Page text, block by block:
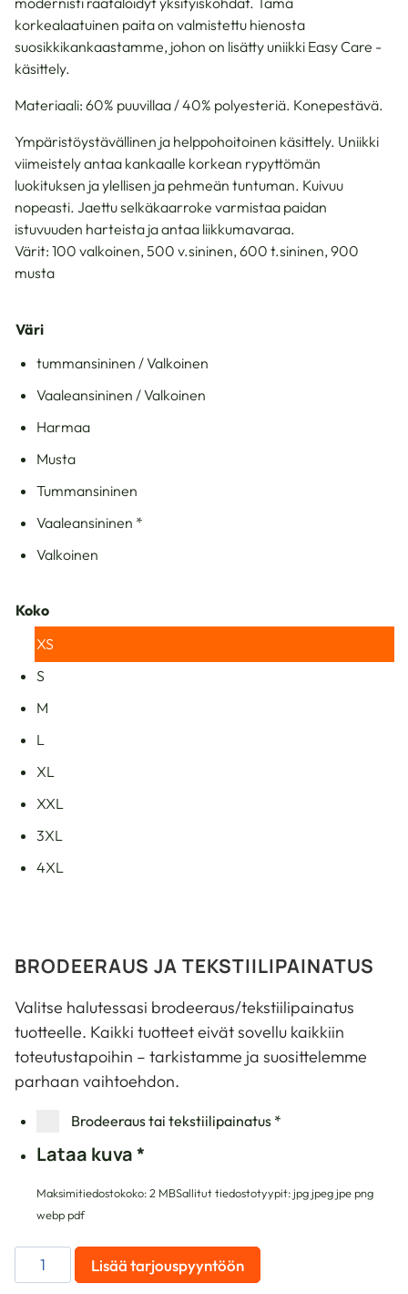
korkealaatuinen paita on valmistettu hienosta
suosikkikankaastamme, johon on lisätty uniikki Easy Care -
käsittely.
Materiaali: 60% puuvillaa / 40% polyesteriä. Konepestävä.
Ympäristöystävällinen ja helppohoitoinen käsittely. Uniikki
viimeistely antaa kankaalle korkean rypyttömän
luokituksen ja ylellisen ja pehmeän tuntuman. Kuivuu
nopeasti. Jaettu selkäkaarroke varmistaa paidan
istuvuuden harteista ja antaa liikkumavaraa.
Värit: 100 valkoinen, 500 v.sininen, 600 t.sininen, 900
musta
Väri
tummansininen / Valkoinen
Vaaleansininen / Valkoinen
Harmaa
Musta
Tummansininen
Vaaleansininen *
Valkoinen
Koko
XS
S
M
L
XL
XXL
3XL
4XL
BRODEERAUS JA TEKSTIILIPAINATUS
Valitse halutessasi brodeeraus/tekstiilipainatus
tuotteelle. Kaikki tuotteet eivät sovellu kaikkiin
toteutustapoihin – tarkistamme ja suosittelemme
parhaan vaihtoehdon.
Brodeeraus tai tekstiilipainatus *
Lataa kuva*
Maksimitiedostokoko: 2 MBSallitut tiedostotyypit: jpg jpeg jpe png
webp pdf
J.H&FROST
YELLOW
Lisää tarjouspyyntöön